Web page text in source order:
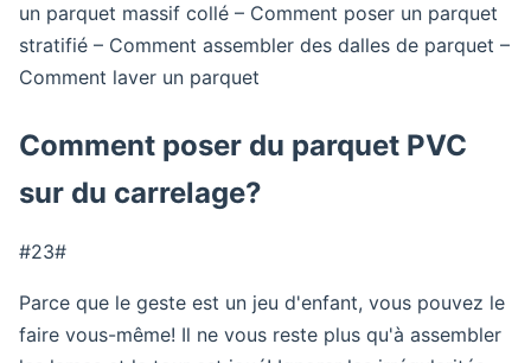
un parquet massif collé – Comment poser un parquet
stratifié – Comment assembler des dalles de parquet –
Comment laver un parquet
Comment poser du parquet PVC
sur du carrelage?
#23#
Parce que le geste est un jeu d'enfant, vous pouvez le
faire vous-même! Il ne vous reste plus qu'à assembler